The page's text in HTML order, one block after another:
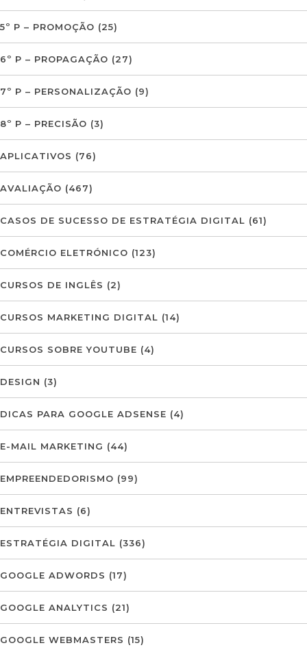
5º P – PROMOÇÃO (25)
6º P – PROPAGAÇÃO (27)
7º P – PERSONALIZAÇÃO (9)
8º P – PRECISÃO (3)
APLICATIVOS (76)
AVALIAÇÃO (467)
CASOS DE SUCESSO DE ESTRATÉGIA DIGITAL (61)
COMÉRCIO ELETRÓNICO (123)
CURSOS DE INGLÊS (2)
CURSOS MARKETING DIGITAL (14)
CURSOS SOBRE YOUTUBE (4)
DESIGN (3)
DICAS PARA GOOGLE ADSENSE (4)
E-MAIL MARKETING (44)
EMPREENDEDORISMO (99)
ENTREVISTAS (6)
ESTRATÉGIA DIGITAL (336)
GOOGLE ADWORDS (17)
GOOGLE ANALYTICS (21)
GOOGLE WEBMASTERS (15)